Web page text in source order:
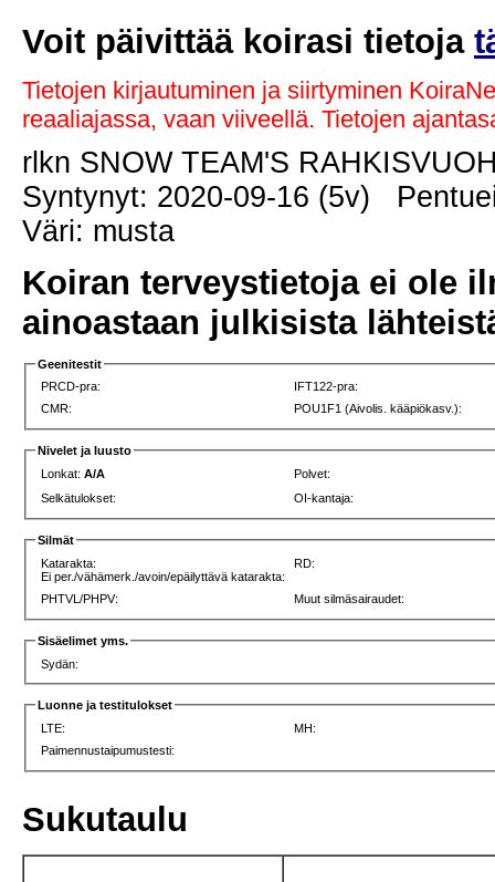
Voit päivittää koirasi tietoja
Tietojen kirjautuminen ja siirtyminen
reaaliajassa, vaan viiveellä. Tietojen
rlkn SNOW TEAM'S
Syntynyt: 2020-09-16 (5v)
Väri: musta
Koiran terveystietoja ei ole
ainoastaan julkisista
Geenitestit
PRCD-pra:
IFT122-pra:
CMR:
POU1F1 (Aivolis. kääpiökasv.):
Nivelet ja luusto
Lonkat:A/A
Polvet:
Selkätulokset:
OI-kantaja:
Silmät
Katarakta:
Ei per./vähämerk./avoin/epäilyttävä katarakta:
RD:
PHTVL/PHPV: Muut silmäsairaudet:
Sisäelimet yms.
Sydän:
Luonne ja testitulokset
LTE:
MH:
Paimennustaipumustesti:
Sukutaulu